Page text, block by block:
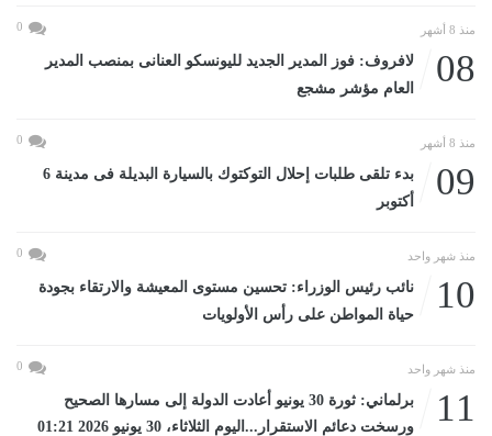
منذ 8 أشهر 0
08
لافروف: فوز المدير الجديد لليونسكو العنانى بمنصب المدير
العام مؤشر مشجع
منذ 8 أشهر 0
09
بدء تلقى طلبات إحلال التوكتوك بالسيارة البديلة فى مدينة 6
أكتوبر
منذ شهر واحد 0
10
نائب رئيس الوزراء: تحسين مستوى المعيشة والارتقاء بجودة
حياة المواطن على رأس الأولويات
منذ شهر واحد 0
11
برلماني: ثورة 30 يونيو أعادت الدولة إلى مسارها الصحيح
ورسخت دعائم الاستقرار...اليوم الثلاثاء، 30 يونيو 2026 01:21